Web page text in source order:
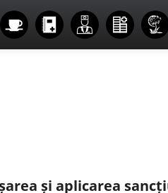
și aplicarea